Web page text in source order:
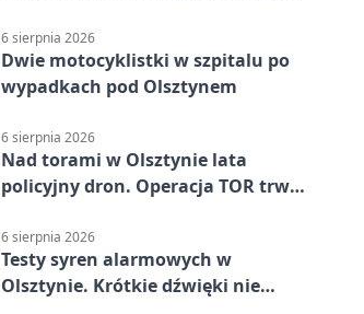
6 sierpnia 2026
Dwie motocyklistki w szpitalu po
wypadkach pod Olsztynem
6 sierpnia 2026
Nad torami w Olsztynie lata
policyjny dron. Operacja TOR trwa
6 sierpnia 2026
Testy syren alarmowych w
Olsztynie. Krótkie dźwięki nie